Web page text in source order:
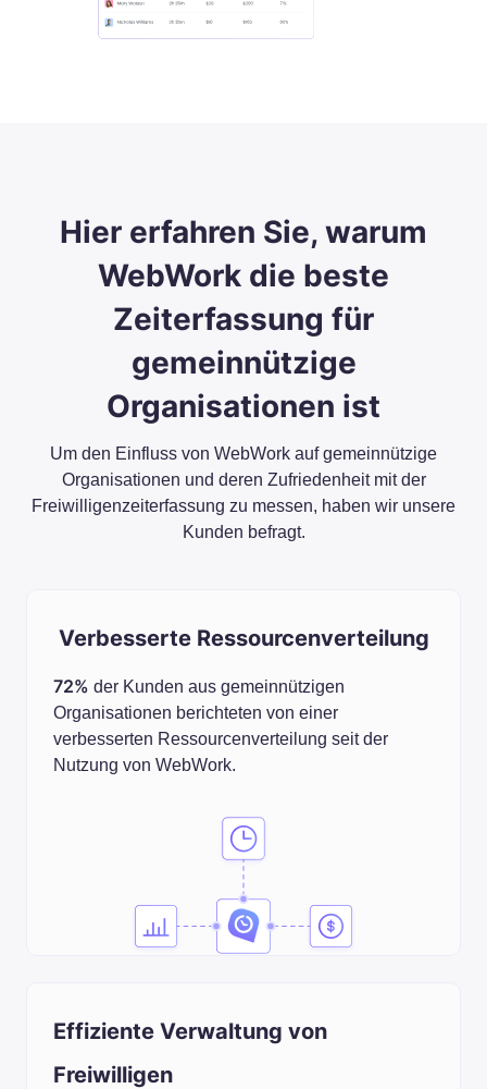
Hier erfahren Sie, warum
WebWork die beste
Zeiterfassung für
gemeinnützige
Organisationen ist
Um den Einfluss von WebWork auf gemeinnützige
Organisationen und deren Zufriedenheit mit der
Freiwilligenzeiterfassung zu messen, haben wir unsere
Kunden befragt.
Verbesserte Ressourcenverteilung
72% der Kunden aus gemeinnützigen
Organisationen berichteten von einer
verbesserten Ressourcenverteilung seit der
Nutzung von WebWork.
Effiziente Verwaltung von
Freiwilligen